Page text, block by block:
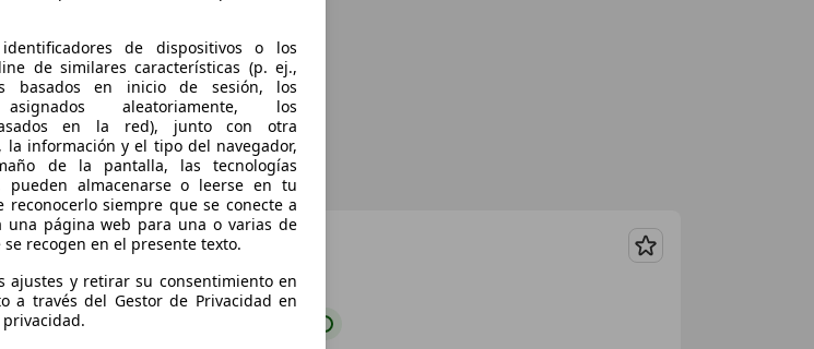
Guardar
€ 12.490
de dispositivos o los
de similares características (p. ej.,
basados en inicio de sesión, los
asignados aleatoriamente, los
en la red), junto con otra
la información y el tipo del navegador,
de la pantalla, las tecnologías
pueden almacenarse o leerse en tu
reconocerlo siempre que se conecte a
una página web para una o varias de
recogen en el presente texto.
ajustes y retirar su consentimiento en
a través del Gestor de Privacidad en